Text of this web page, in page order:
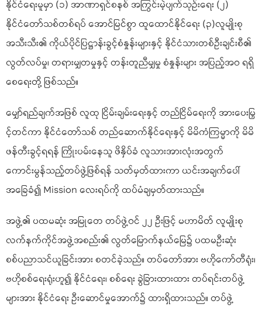
နိုင်ငံရေးမူမှာ (၁) အာဏာရှင်စနစ် အကြွင်းမဲ့ပျက်သုဉ်းရေး (၂)
နိုင်ငံတော်သစ်တစ်ရပ် အောင်မြင်စွာ ထူထောင်နိုင်ရေး (၃)လူမျိုးစု
အသီးသီး၏ ကိုယ်ပိုင်ပြဋ္ဌာန်းခွင့်စံနှုန်းများနှင့် နိုင်ငံသားတစ်ဦးချင်းစီ၏
လွတ်လပ်မှု၊ တရားမျှတမှုနှင့် တန်းတူညီမျှမှု စံနှုန်းများ အပြည့်အဝ ရရှိ
စေရေးတို့ ဖြစ်သည်။
မျှော်ရည်ချက်အဖြစ် လူထု ငြိမ်းချမ်းရေးနှင့် တည်ငြိမ်ရေးကို အားပေးမြှ
င့်တင်ကာ နိုင်ငံတော်သစ် တည်ဆောက်နိုင်ရေးနှင့် မိမိကံကြမ္မာကို မိမိ
ဖန်တီးခွင့်ရရန် ကြိုးပမ်းနေသူ ဖိနှိပ်ခံ လူသားအားလုံးအတွက်
ကောင်းမွန်သည့်တပ်ဖွဲ့ဖြစ်ရန် သတ်မှတ်ထားကာ ယင်းအချက်ပေါ်
အခြေခံ၍ Mission လေးရပ်ကို ထပ်မံချမှတ်ထားသည်။
အဖွဲ့၏ ပထမဆုံး အမြုတေ တပ်ဖွဲ့ဝင် ၂၂ ဦးဖြင့် မဟာမိတ် လူမျိုးစု
လက်နက်ကိုင်အဖွဲ့အစည်း၏ လွတ်မြောက်နယ်မြေ၌ ပထမဦးဆုံး
စစ်ပညာသင်ယူခြင်းအား စတင်ခဲ့သည်။ တပ်တော်အား ဗဟိုကော်တီရုံး၊
ဗဟိုစစ်ရေးရုံးဟူ၍ နိုင်ငံရေး၊ စစ်ရေး ခွဲခြားထားထား တပ်ရင်းတပ်ဖွဲ့
များအား နိုင်ငံရေး ဦးဆောင်မှုအောက်၌ ထားရှိထားသည်။ တပ်ဖွဲ့